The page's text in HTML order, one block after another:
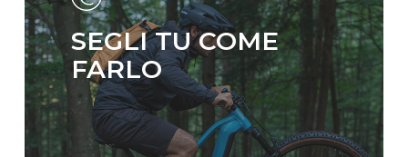
SEGLI TU COME
FARLO